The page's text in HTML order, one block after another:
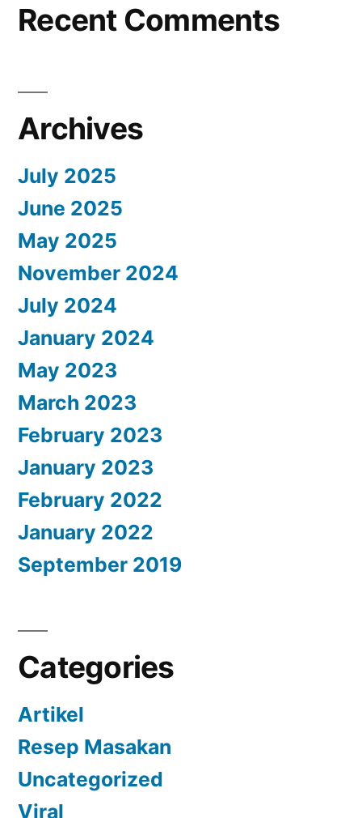
Recent Comments
Archives
July 2025
June 2025
May 2025
November 2024
July 2024
January 2024
May 2023
March 2023
February 2023
January 2023
February 2022
January 2022
September 2019
Categories
Artikel
Resep Masakan
Uncategorized
Viral